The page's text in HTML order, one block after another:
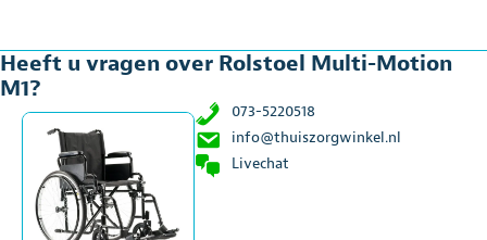
Heeft u vragen over Rolstoel Multi-Motion
M1?
073-5220518
info@thuiszorgwinkel.nl
Livechat